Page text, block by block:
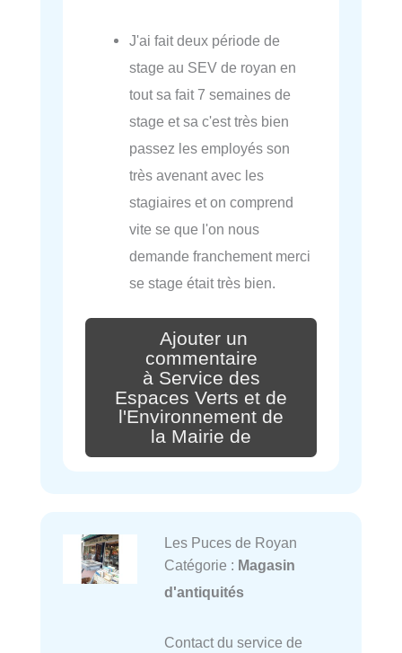
J'ai fait deux période de
stage au SEV de royan en
tout sa fait 7 semaines de
stage et sa c'est très bien
passez les employés son
très avenant avec les
stagiaires et on comprend
vite se que l'on nous
demande franchement merci
se stage était très bien.
Ajouter un
commentaire
à Service des
Espaces Verts et de
l'Environnement de
la Mairie de
Les Puces de Royan
Catégorie : Magasin
d'antiquités
Contact du service de